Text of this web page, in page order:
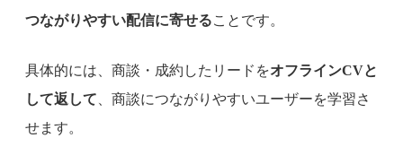
つながりやすい配信に寄せることです。
具体的には、商談・成約したリードをオフラインCVと
して返して 、商談につながりやすいユーザーを学習さ
せます。